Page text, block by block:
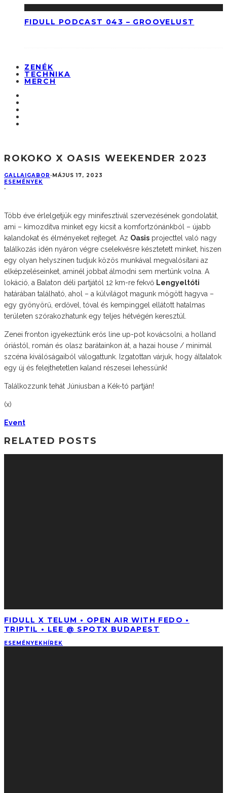
FIDULL PODCAST 043 – GROOVELUST
ZENÉK
TECHNIKA
MERCH
ROKOKO X OASIS WEEKENDER 2023
GALLAIGABOR · MÁJUS 17, 2023
ESEMÉNYEK
·
Több éve érlelgetjük egy minifesztivál szervezésének gondolatát,
ami – kimozdítva minket egy kicsit a komfortzónánkból – újabb
kalandokat és élményeket rejteget. Az Oasis projecttel való nagy
találkozás idén nyáron végre cselekvésre késztetett minket, hiszen
egy olyan helyszínen tudjuk közös munkával megvalósítani az
elképzeléseinket, aminél jobbat álmodni sem mertünk volna. A
lokáció, a Balaton déli partjától 12 km-re fekvő Lengyeltóti
határában található, ahol – a külvilágot magunk mögött hagyva –
egy gyönyörű, erdővel, tóval és kempinggel ellátott hatalmas
területen szórakozhatunk egy teljes hétvégén keresztül.
Zenei fronton igyekeztünk erős line up-pot kovácsolni, a holland
óriástól, román és olasz barátainkon át, a hazai house / minimál
szcéna kiválóságaiból válogattunk. Izgatottan várjuk, hogy általatok
egy új és felejthetetlen kaland részesei lehessünk!
Találkozzunk tehát Júniusban a Kék-tó partján!
(x)
Event
RELATED POSTS
FIDULL X TELUM • OPEN AIR WITH FEDO •
TRIPTIL • LEE @ SPOTX BUDAPEST
ESEMÉNYEKHÍREK